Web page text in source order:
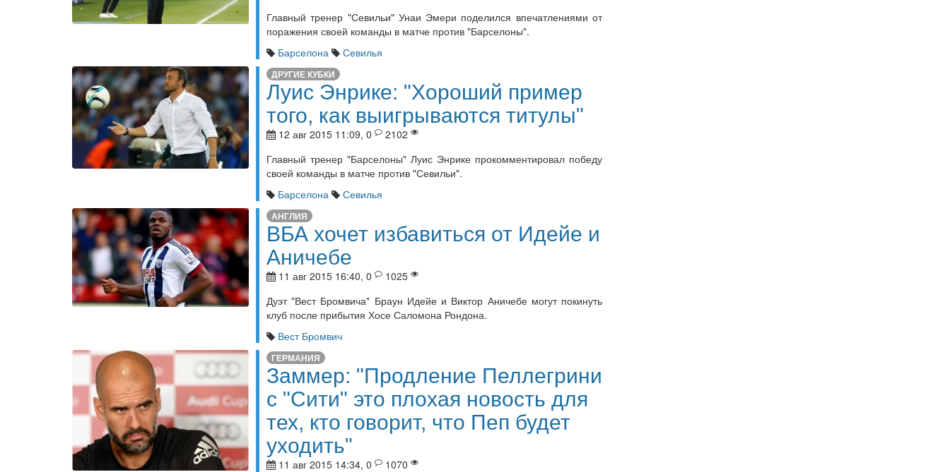
Главный тренер "Севильи" Унаи Эмери поделился впечатлениями от
поражения своей команды в матче против "Барселоны".
Барселона
Севилья
ДРУГИЕ КУБКИ
Луис Энрике: "Хороший пример
того, как выигрываются титулы"
12 авг 2015 11:09, 0
2102
Главный тренер "Барселоны" Луис Энрике прокомментировал победу
своей команды в матче против "Севильи".
Барселона
Севилья
АНГЛИЯ
ВБА хочет избавиться от Идейе и
Аничебе
11 авг 2015 16:40, 0
1025
Дуэт "Вест Бромвича" Браун Идейе и Виктор Аничебе могут покинуть
клуб после прибытия Хосе Саломона Рондона.
Вест Бромвич
ГЕРМАНИЯ
Заммер: "Продление Пеллегрини
с "Сити" это плохая новость для
тех, кто говорит, что Пеп будет
уходить"
11 авг 2015 14:34, 0
1070